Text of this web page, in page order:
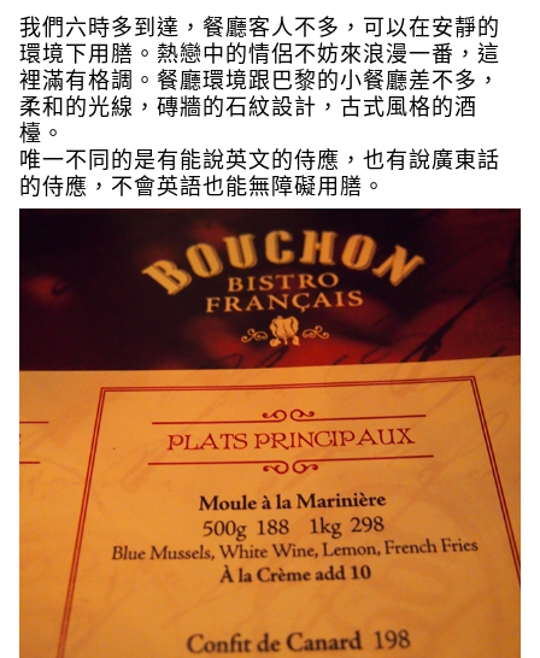
我們六時多到達，餐廳客人不多，可以在安靜的
環境下用膳。熱戀中的情侶不妨來浪漫一番，這
裡滿有格調。餐廳環境跟巴黎的小餐廳差不多，
柔和的光線，磚牆的石紋設計，古式風格的酒
檯。
唯一不同的是有能說英文的侍應，也有說廣東話
的侍應，不會英語也能無障礙用膳。